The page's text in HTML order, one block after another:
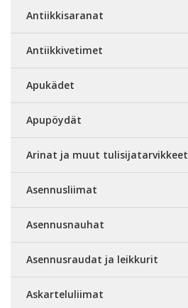
Antiikkisaranat
Antiikkivetimet
Apukädet
Apupöydät
Arinat ja muut tulisijatarvikkeet
Asennusliimat
Asennusnauhat
Asennusraudat ja leikkurit
Askarteluliimat